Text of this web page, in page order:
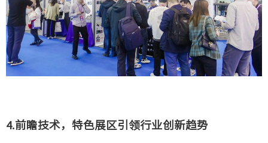
4.前瞻技术，特色展区引领行业创新趋势